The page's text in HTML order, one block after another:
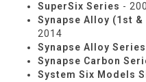
SuperSix Series -
Synapse Alloy (1st
2014
Synapse Alloy Series
Synapse Carbon
System Six Models